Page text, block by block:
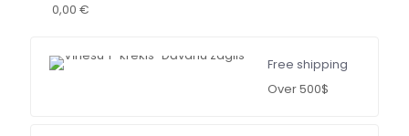
0,00 €
Free shipping
Over 500$